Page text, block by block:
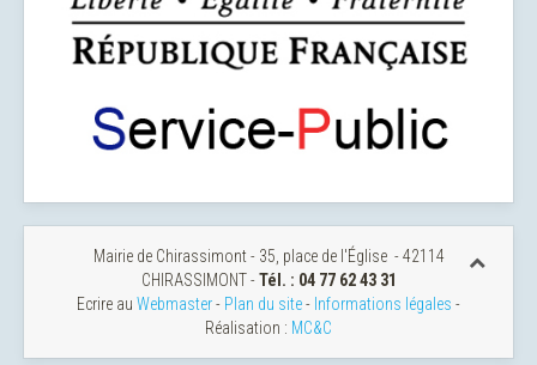
Mairie de Chirassimont - 35, place de l'Église - 42114
CHIRASSIMONT -Tél. : 04 77 62 43 31
Ecrire au Webmaster- Plan du site- Informations légales -
Réalisation : MC&C